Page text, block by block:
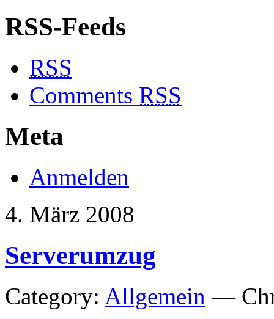
RSS-Feeds
RSS
Comments RSS
Meta
Anmelden
4. März 2008
Serverumzug
Category: Allgemein —